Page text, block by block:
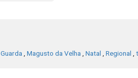
Guarda Magusto da Velha Natal Regional